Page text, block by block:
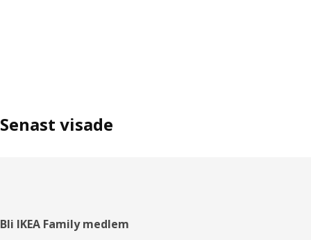
Senast visade
Sidfot
Bli IKEA Family medlem